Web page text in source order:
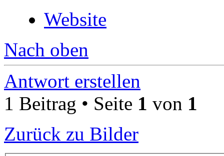
Website
Nach oben
Antwort erstellen
1 Beitrag • Seite 1 von 1
Zurück zu Bilder